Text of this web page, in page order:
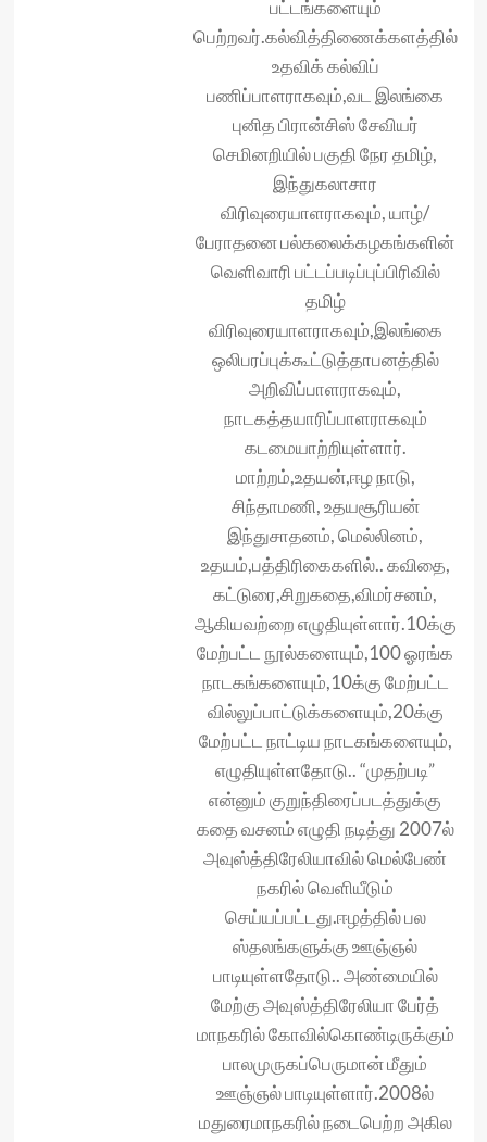
பட்டங்களையும்
பெற்றவர்.கல்வித்திணைக்களத்தில்
உதவிக் கல்விப்
பணிப்பாளராகவும்,வட இலங்கை
புனித பிரான்சிஸ் சேவியர்
செமினறியில் பகுதி நேர‌ தமிழ்,
இந்துகலாசார
விரிவுரையாளராகவும், யாழ்/
பேராதனை பல்கலைக்கழகங்களின்
வெளிவாரி பட்டப்படிப்புப்பிரிவில்
தமிழ்
விரிவுரையாளராகவும்,இலங்கை
ஒலிபரப்புக்கூட்டுத்தாபனத்தில்
அறிவிப்பாளராகவும்,
நாடகத்தயாரிப்பாளராகவும்
கடமையாற்றியுள்ளார்.
மாற்றம்,உதயன்,ஈழ நாடு,
சிந்தாமணி, உதயசூரியன்
இந்துசாதனம், மெல்லினம்,
உதயம்,பத்திரிகைகளில்.. கவிதை,
கட்டுரை,சிறுகதை,விமர்சனம்,
ஆகியவற்றை எழுதியுள்ளார்.10க்கு
மேற்பட்ட நூல்களையும்,100 ஓரங்க
நாடகங்களையும்,10க்கு மேற்பட்ட
வில்லுப்பாட்டுக்களையும்,20க்கு
மேற்பட்ட நாட்டிய நாடகங்களையும்,
எழுதியுள்ளதோடு.. “முதற்படி”
என்னும் குறுந்திரைப்படத்துக்கு
கதை வசனம் எழுதி நடித்து 2007ல்
அவுஸ்த்திரேலியாவில் மெல்பேண்
நகரில் வெளியீடும்
செய்யப்பட்டது.ஈழத்தில் பல
ஸ்தலங்க‌ளுக்கு ஊஞ்ஞல்
பாடியுள்ளதோடு.. அண்மையில்
மேற்கு அவுஸ்த்திரேலியா பேர்த்
மாநகரில் கோவில்கொண்டிருக்கும்
பாலமுருகப்பெருமான் மீதும்
ஊஞ்ஞல் பாடியுள்ளார்.2008ல்
மதுரைமாநகரில் நடைபெற்ற அகில